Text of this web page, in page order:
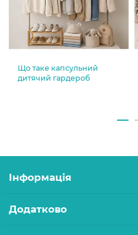
Що таке капсульний
дитячий гардероб
Інформація
Додатково